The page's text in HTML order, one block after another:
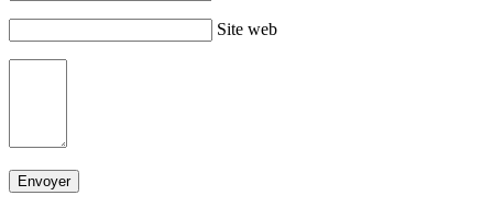
Site web